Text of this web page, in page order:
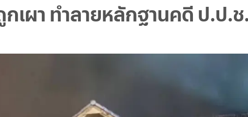
เผา ทำลายหลักฐานคดี ป.ป.